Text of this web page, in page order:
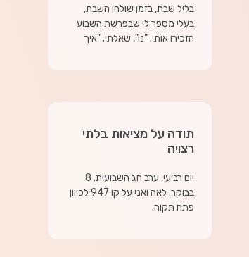
בליל שבת, בזמן שולחן השבת,
בעלי מספר לי שבפרשת השבוע
הזכירו אותי. "נו", שאלתי. "איך
תודה על מציאות בלתי
רצויה
יום רביעי, ערב חג השבועות. 8
בבוקר. לאה ואני על קו 947 לכיוון
פתח תקוה.